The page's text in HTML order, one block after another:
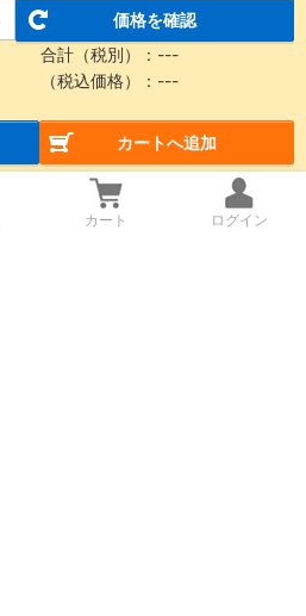
価格を確認
合計（税別）： ---
（税込価格）： ---
カートへ追加
カート ログイン